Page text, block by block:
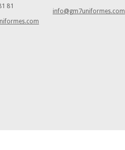
info@gm7uniformes.com
81